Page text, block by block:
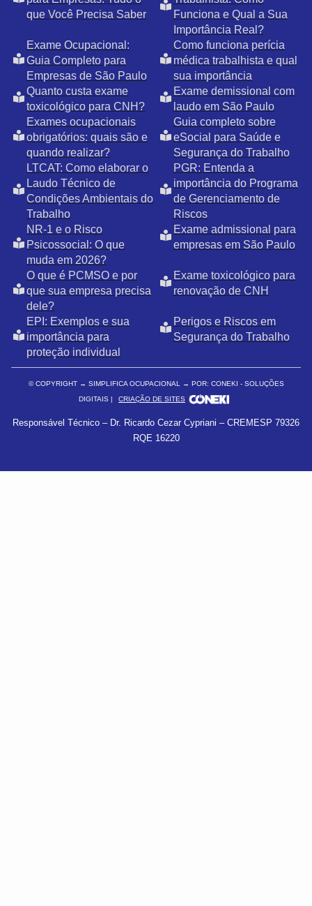
que Você Precisa Saber
Funciona e Qual a Sua
Importância Real?
Exame Ocupacional:
Guia Completo para
Empresas de São Paulo
Como funciona perícia
médica trabalhista e qual
sua importância
Quanto custa exame
toxicológico para CNH?
Exame demissional com
laudo em São Paulo
Exames ocupacionais
obrigatórios: quais são e
quando realizar?
Guia completo sobre
eSocial para Saúde e
Segurança do Trabalho
LTCAT: Como elaborar o
Laudo Técnico de
Condições Ambientais do
Trabalho
PGR: Entenda a
importância do Programa
de Gerenciamento de
Riscos
NR-1 e o Risco
Psicossocial: O que
muda em 2026?
Exame admissional para
empresas em São Paulo
O que é PCMSO e por
que sua empresa precisa
dele?
Exame toxicológico para
renovação de CNH
EPI: Exemplos e sua
importância para
proteção individual
Perigos e Riscos em
Segurança do Trabalho
© COPYRIGHT → SIMPLIFICA OCUPACIONAL → POR: CONEKI - SOLUÇÕES
DIGITAIS |
CRIAÇÃO DE SITES
Responsável Técnico – Dr. Ricardo Cezar Cypriani – CREMESP 79326
RQE 16220